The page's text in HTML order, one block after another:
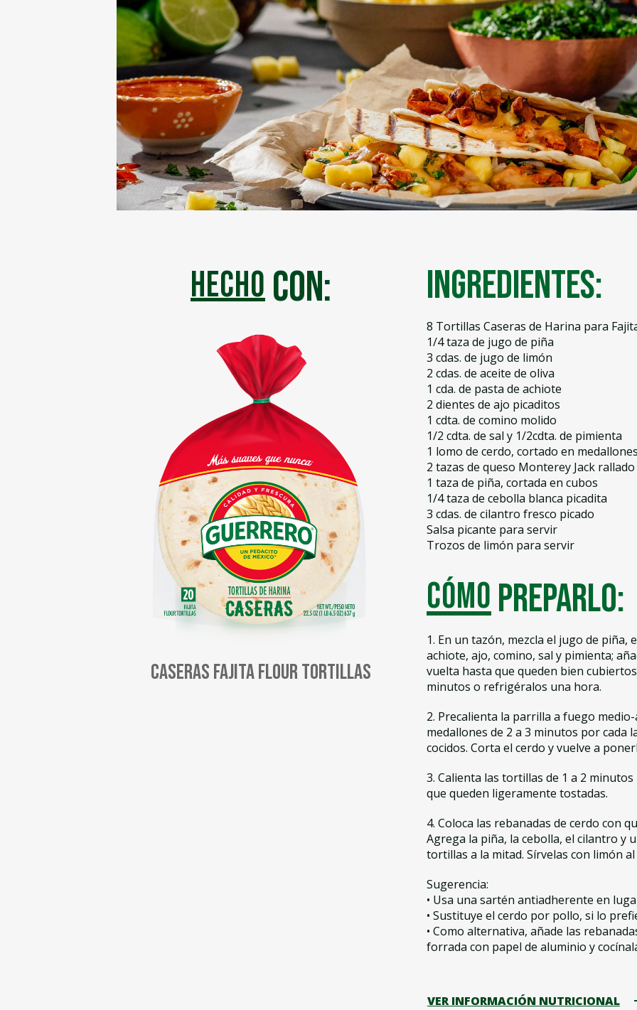
hechocon:
Caseras Fajita Flour Tortillas
Ingredientes:
8 Tortillas Caseras de Harina para
1/4 taza de jugo de piña
3 cdas. de jugo de limón
2 cdas. de aceite de oliva
1 cda. de pasta de achiote
2 dientes de ajo picaditos
1 cdta. de comino molido
1/2 cdta. de sal y 1/2cdta. de pimienta
1 lomo de cerdo, cortado en
2 tazas de queso Monterey Jack rallado
1 taza de piña, cortada en cubos
1/4 taza de cebolla blanca picadita
3 cdas. de cilantro fresco picado
Salsa picante para servir
Trozos de limón para servir
Cómopreparlo:
1. En un tazón, mezcla el jugo de piña,
achiote, ajo, comino, sal y pimienta;
vuelta hasta que queden bien
minutos o refrigéralos una hora.
2. Precalienta la parrilla a fuego
medallones de 2 a 3 minutos por cada
cocidos. Corta el cerdo y vuelve a
3. Calienta las tortillas de 1 a 2
que queden ligeramente tostadas.
4. Coloca las rebanadas de cerdo con
Agrega la piña, la cebolla, el cilantro y
tortillas a la mitad. Sírvelas con limón
Sugerencia:
• Usa una sartén antiadherente en
• Sustituye el cerdo por pollo, si lo
• Como alternativa, añade las
forrada con papel de aluminio y
VER INFORMACIÓN NUTRICIONAL